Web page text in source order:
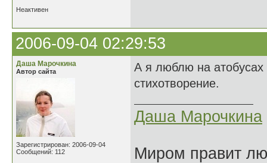
Неактивен
2006-09-04 02:29:53
Даша Марочкина
Автор сайта
Зарегистрирован: 2006-09-04
Сообщений: 112
А я люблю на атобусах
стихотворение.
Даша Марочкина
Миром правит